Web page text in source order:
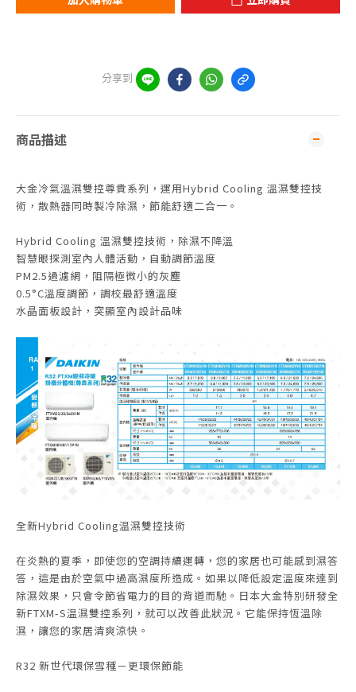
分享到
商品描述
大金冷氣溫濕雙控尊貴系列，運用Hybrid Cooling 溫濕雙控技
術，散熱器同時製冷除濕，節能舒適二合一。
Hybrid Cooling 溫濕雙控技術，除濕不降溫
智慧眼探測室內人體活動，自動調節溫度
PM2.5過濾網，阻隔極微小的灰塵
0.5°C溫度調節，調校最舒適溫度
水晶面板設計，突顯室內設計品味
全新Hybrid Cooling温濕雙控技術
在炎熱的夏季，即使您的空調持續運轉，您的家居也可能感到濕答
答，這是由於空氣中過高濕度所造成。如果以降低設定溫度來達到
除濕效果，只會令節省電力的目的背道而馳。日本大金特別研發全
新FTXM-S温濕雙控系列，就可以改善此狀況。它能保持恆溫除
濕，讓您的家居清爽涼快。
R32 新世代環保雪種－更環保節能